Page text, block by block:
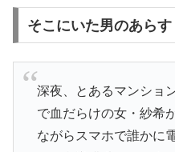
そこにいた男のあらす
深夜、とあるマンショ
で血だらけの女・紗希
ながらスマホで誰かに